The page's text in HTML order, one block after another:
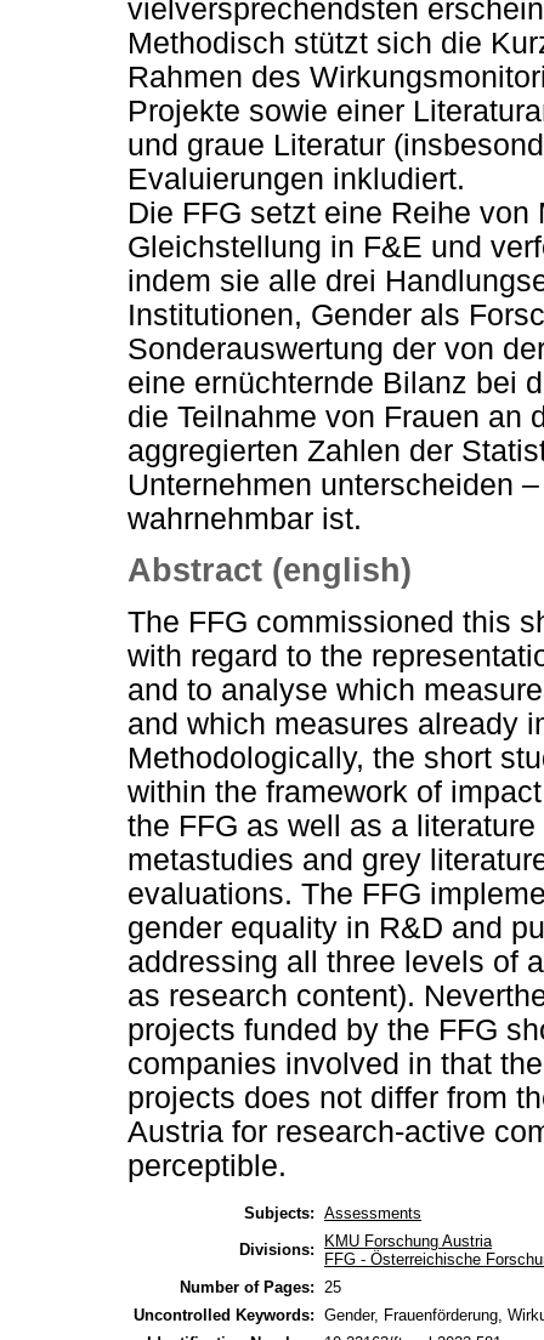
vielversprechendsten
Methodisch stützt sich die
Rahmen des
Projekte sowie einer
und graue Literatur
Evaluierungen inkludiert.
Die FFG setzt eine Reihe
Gleichstellung in F&E und
indem sie alle drei
Institutionen, Gender als
Sonderauswertung der von
eine ernüchternde Bilanz bei
die Teilnahme von Frauen an
aggregierten Zahlen der
Unternehmen unterscheiden
wahrnehmbar ist.
Abstract (english)
The FFG commissioned this
with regard to the
and to analyse which
and which measures already
Methodologically, the short
within the framework of
the FFG as well as a
metastudies and grey
evaluations. The FFG
gender equality in R&D and
addressing all three levels of
as research content).
projects funded by the FFG
companies involved in that
projects does not differ from
Austria for research-active
perceptible.
Subjects: Assessments
Divisions:
KMU Forschung Austria
FFG - Österreichische
Number of Pages: 25
Uncontrolled Keywords: Gender, Frauenförderung,